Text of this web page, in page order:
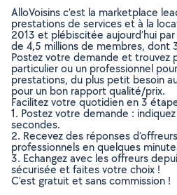
AlloVoisins c’est la marketplace
prestations de services et à la
2013 et plébiscitée aujourd’hui
de 4,5 millions de membres, dont
Postez votre demande et trouvez
particulier ou un professionnel
prestations, du plus petit besoin
pour un bon rapport qualité/prix.
Facilitez votre quotidien en 3
1. Postez votre demande :
secondes.
2. Recevez des réponses
professionnels en quelques
3. Echangez avec les offreurs
sécurisée et faites votre choix !
C’est gratuit et sans commission !